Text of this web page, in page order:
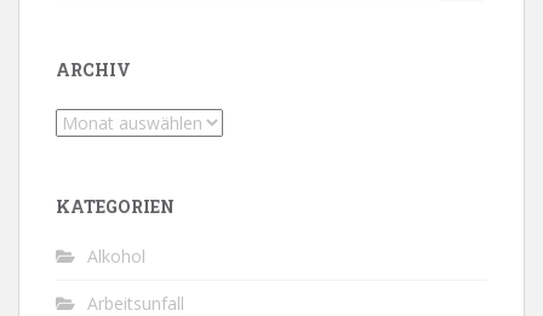
ARCHIV
Archiv
KATEGORIEN
Alkohol
Arbeitsunfall